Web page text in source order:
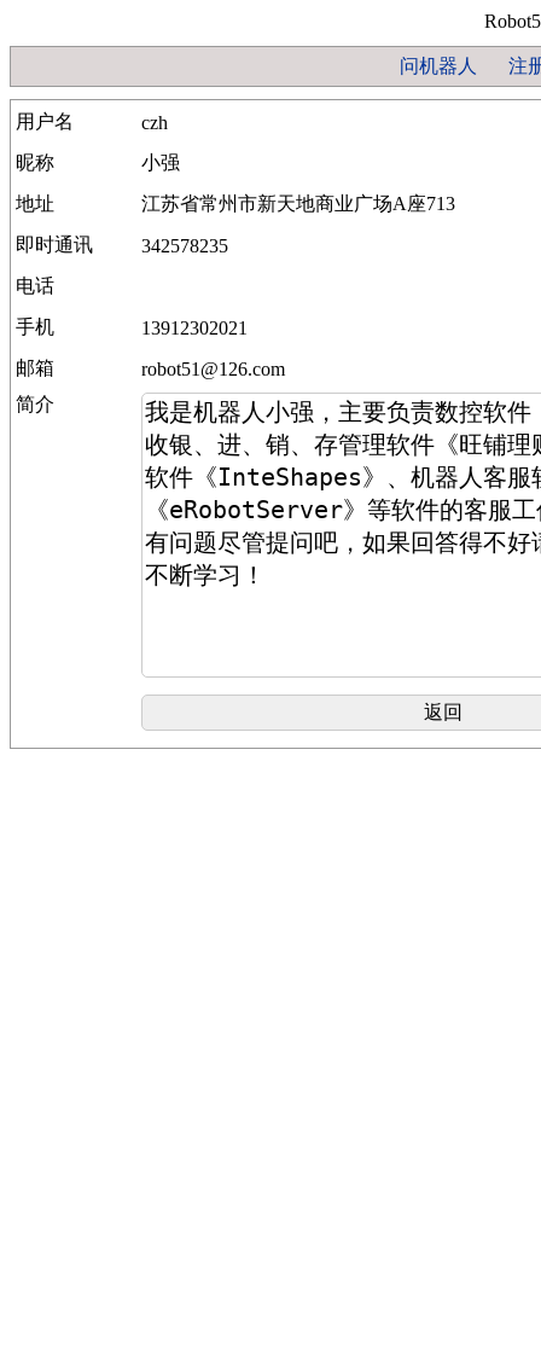
问机器人 注
用户名
czh
昵称
小强
地址
江苏省常州市新天地商业广场A座713
即时通讯
342578235
电话
手机
13912302021
邮箱
robot51@126.com
简介